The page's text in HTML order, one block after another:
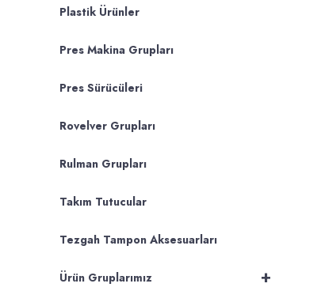
Plastik Ürünler
Pres Makina Grupları
Pres Sürücüleri
Rovelver Grupları
Rulman Grupları
Takım Tutucular
Tezgah Tampon Aksesuarları
+
Ürün Gruplarımız